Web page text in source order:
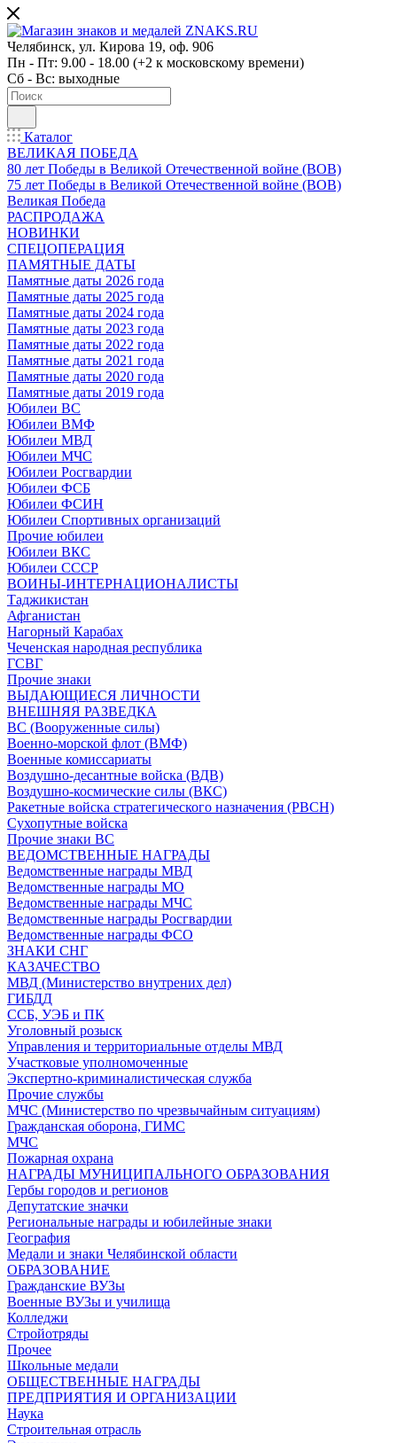
Челябинск, ул. Кирова 19, оф. 906
Пн - Пт: 9.00 - 18.00 (+2 к московскому времени)
Сб - Вс: выходные
Каталог
ВЕЛИКАЯ ПОБЕДА
80 лет Победы в Великой Отечественной войне (ВОВ)
75 лет Победы в Великой Отечественной войне (ВОВ)
Великая Победа
РАСПРОДАЖА
НОВИНКИ
СПЕЦОПЕРАЦИЯ
ПАМЯТНЫЕ ДАТЫ
Памятные даты 2026 года
Памятные даты 2025 года
Памятные даты 2024 года
Памятные даты 2023 года
Памятные даты 2022 года
Памятные даты 2021 года
Памятные даты 2020 года
Памятные даты 2019 года
Юбилеи ВС
Юбилеи ВМФ
Юбилеи МВД
Юбилеи МЧС
Юбилеи Росгвардии
Юбилеи ФСБ
Юбилеи ФСИН
Юбилеи Спортивных организаций
Прочие юбилеи
Юбилеи ВКС
Юбилеи СССР
ВОИНЫ-ИНТЕРНАЦИОНАЛИСТЫ
Таджикистан
Афганистан
Нагорный Карабах
Чеченская народная республика
ГСВГ
Прочие знаки
ВЫДАЮЩИЕСЯ ЛИЧНОСТИ
ВНЕШНЯЯ РАЗВЕДКА
ВС (Вооруженные силы)
Военно-морской флот (ВМФ)
Военные комиссариаты
Воздушно-десантные войска (ВДВ)
Воздушно-космические силы (ВКС)
Ракетные войска стратегического назначения (РВСН)
Сухопутные войска
Прочие знаки ВС
ВЕДОМСТВЕННЫЕ НАГРАДЫ
Ведомственные награды МВД
Ведомственные награды МО
Ведомственные награды МЧС
Ведомственные награды Росгвардии
Ведомственные награды ФСО
ЗНАКИ СНГ
КАЗАЧЕСТВО
МВД (Министерство внутрених дел)
ГИБДД
ССБ, УЭБ и ПК
Уголовный розыск
Управления и территориальные отделы МВД
Участковые уполномоченные
Экспертно-криминалистическая служба
Прочие службы
МЧС (Министерство по чрезвычайным ситуациям)
Гражданская оборона, ГИМС
МЧС
Пожарная охрана
НАГРАДЫ МУНИЦИПАЛЬНОГО ОБРАЗОВАНИЯ
Гербы городов и регионов
Депутатские значки
Региональные награды и юбилейные знаки
География
Медали и знаки Челябинской области
ОБРАЗОВАНИЕ
Гражданские ВУЗы
Военные ВУЗы и училища
Колледжи
Стройотряды
Прочее
Школьные медали
ОБЩЕСТВЕННЫЕ НАГРАДЫ
ПРЕДПРИЯТИЯ И ОРГАНИЗАЦИИ
Наука
Строительная отрасль